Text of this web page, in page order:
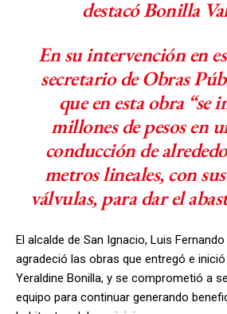
destacó Bonilla
En su intervención en
secretario de Obras
que en esta obra “se
millones de pesos en
conducción de
metros lineales, con
válvulas, para dar el
El alcalde de San Ignacio, Luis
agradeció las obras que entregó e
Yeraldine Bonilla, y se comprometió a
equipo para continuar generando